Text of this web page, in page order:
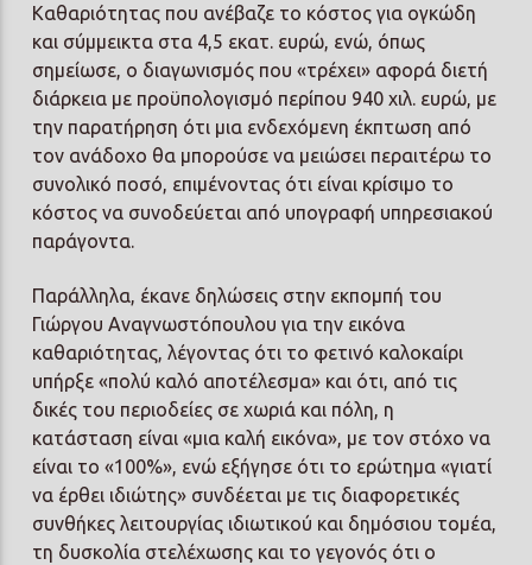
Καθαριότητας που ανέβαζε το κόστος για ογκώδη
και σύμμεικτα στα 4,5 εκατ. ευρώ, ενώ, όπως
σημείωσε, ο διαγωνισμός που «τρέχει» αφορά διετή
διάρκεια με προϋπολογισμό περίπου 940 χιλ. ευρώ, με
την παρατήρηση ότι μια ενδεχόμενη έκπτωση από
τον ανάδοχο θα μπορούσε να μειώσει περαιτέρω το
συνολικό ποσό, επιμένοντας ότι είναι κρίσιμο το
κόστος να συνοδεύεται από υπογραφή υπηρεσιακού
παράγοντα.
Παράλληλα, έκανε δηλώσεις στην εκπομπή του
Γιώργου Αναγνωστόπουλου για την εικόνα
καθαριότητας, λέγοντας ότι το φετινό καλοκαίρι
υπήρξε «πολύ καλό αποτέλεσμα» και ότι, από τις
δικές του περιοδείες σε χωριά και πόλη, η
κατάσταση είναι «μια καλή εικόνα», με τον στόχο να
είναι το «100%», ενώ εξήγησε ότι το ερώτημα «γιατί
να έρθει ιδιώτης» συνδέεται με τις διαφορετικές
συνθήκες λειτουργίας ιδιωτικού και δημόσιου τομέα,
τη δυσκολία στελέχωσης και το γεγονός ότι ο